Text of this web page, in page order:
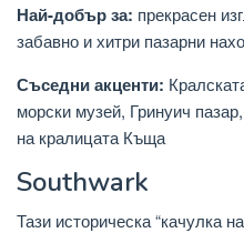
Най-добър за: прекрасен
забавно и хитри пазарни
Съседни акценти:
морски музей, Гринуич
на кралицата Къща
Southwark
Тази историческа “качулка